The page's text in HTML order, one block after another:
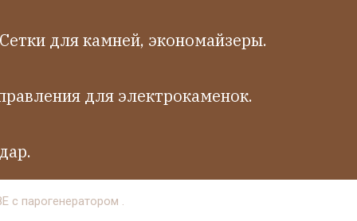
Сетки для камней, экономайзеры.
для электрокаменок.
с парогенератором .